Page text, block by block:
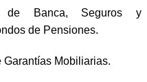
de Banca, Seguros y
de Pensiones.
Garantías Mobiliarias.